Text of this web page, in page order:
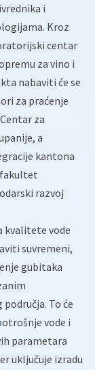
i
Kroz
centar
za vino i
nabaviti će se
za praćenje
za
a
kantona
fakultet
razvoj
kvalitete vode
suvremeni,
gubitaka
To će
vode i
parametara
uključuje izradu